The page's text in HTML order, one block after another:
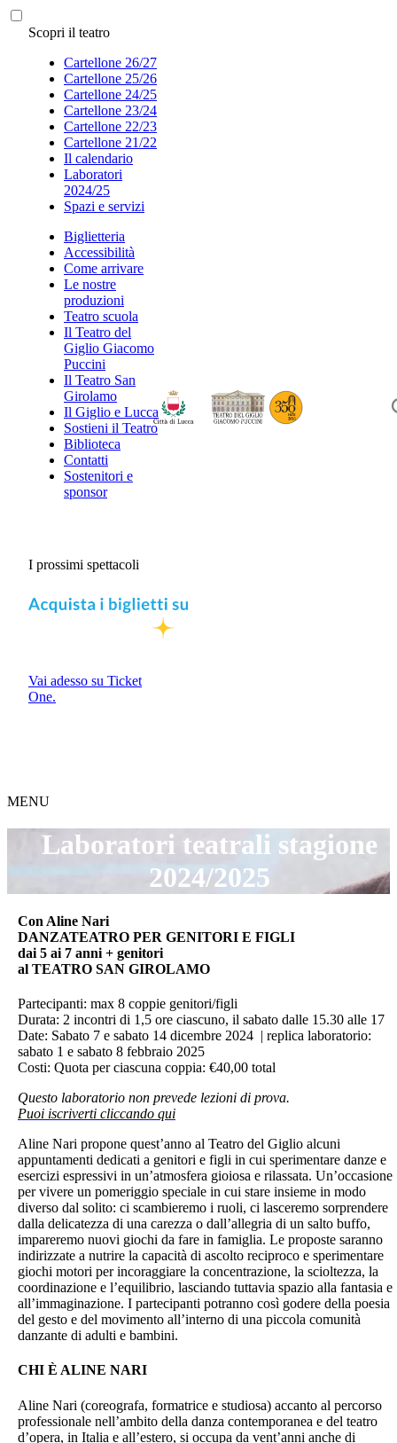
Scopri il teatro
Cartellone 26/27
Cartellone 25/26
Cartellone 24/25
Cartellone 23/24
Cartellone 22/23
Cartellone 21/22
Il calendario
Laboratori
2024/25
Spazi e servizi
Biglietteria
Accessibilità
Come arrivare
Le nostre
produzioni
Teatro scuola
Il Teatro del
Giglio Giacomo
Puccini
Il Teatro San
Girolamo
Il Giglio e Lucca
Sostieni il Teatro
Biblioteca
Contatti
Sostenitori e
sponsor
I prossimi spettacoli
Vai adesso su Ticket
One.
MENU
Laboratori teatrali stagione
2024/2025
Con Aline Nari
DANZATEATRO PER GENITORI E FIGLI
dai 5 ai 7 anni + genitori
al TEATRO SAN GIROLAMO
Partecipanti: max 8 coppie genitori/figli
Durata: 2 incontri di 1,5 ore ciascuno, il sabato dalle 15.30 alle 17
Date: Sabato 7 e sabato 14 dicembre 2024 | replica laboratorio:
sabato 1 e sabato 8 febbraio 2025
Costi: Quota per ciascuna coppia: €40,00 total
Questo laboratorio non prevede lezioni di prova.
Puoi iscriverti cliccando qui
Aline Nari propone quest’anno al Teatro del Giglio alcuni
appuntamenti dedicati a genitori e figli in cui sperimentare danze e
esercizi espressivi in un’atmosfera gioiosa e rilassata. Un’occasione
per vivere un pomeriggio speciale in cui stare insieme in modo
diverso dal solito: ci scambieremo i ruoli, ci lasceremo sorprendere
dalla delicatezza di una carezza o dall’allegria di un salto buffo,
impareremo nuovi giochi da fare in famiglia. Le proposte saranno
indirizzate a nutrire la capacità di ascolto reciproco e sperimentare
giochi motori per incoraggiare la concentrazione, la scioltezza, la
coordinazione e l’equilibrio, lasciando tuttavia spazio alla fantasia e
all’immaginazione. I partecipanti potranno così godere della poesia
del gesto e del movimento all’interno di una piccola comunità
danzante di adulti e bambini.
CHI È ALINE NARI
Aline Nari (coreografa, formatrice e studiosa) accanto al percorso
professionale nell’ambito della danza contemporanea e del teatro
d’opera, in Italia e all’estero, si occupa da vent’anni anche di